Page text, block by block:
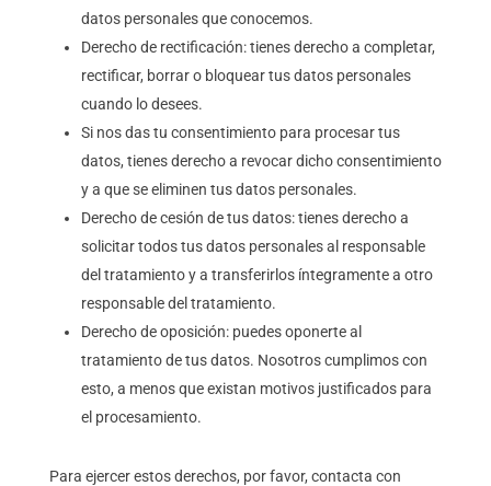
datos personales que conocemos.
Derecho de rectificación: tienes derecho a completar,
rectificar, borrar o bloquear tus datos personales
cuando lo desees.
Si nos das tu consentimiento para procesar tus
datos, tienes derecho a revocar dicho consentimiento
y a que se eliminen tus datos personales.
Derecho de cesión de tus datos: tienes derecho a
solicitar todos tus datos personales al responsable
del tratamiento y a transferirlos íntegramente a otro
responsable del tratamiento.
Derecho de oposición: puedes oponerte al
tratamiento de tus datos. Nosotros cumplimos con
esto, a menos que existan motivos justificados para
el procesamiento.
Para ejercer estos derechos, por favor, contacta con